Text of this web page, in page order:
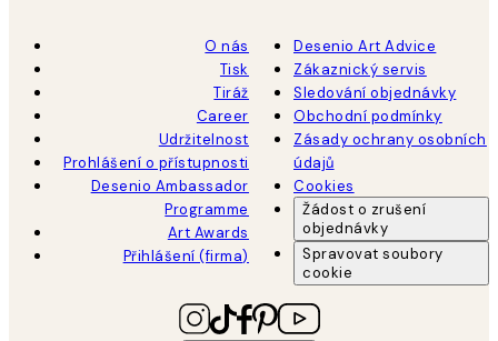
O nás
Tisk
Tiráž
Career
Udržitelnost
Prohlášení o přístupnosti
Desenio Ambassador
Programme
Art Awards
Přihlášení (firma)
Desenio Art Advice
Zákaznický servis
Sledování objednávky
Obchodní podmínky
Zásady ochrany osobních
údajů
Cookies
Žádost o zrušení
objednávky
Spravovat soubory
cookie